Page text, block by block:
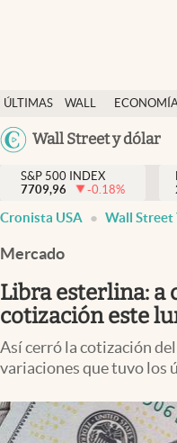
ÚLTIMAS
NOTICIAS
WALL
DÓLAR
Wall Street y dólar
Finanzas y economía
Wall Street y dólar
Inmigración
Espiritual
Streaming
Lifestyle
S&P 500 INDEX
7709,96
-0.18%
Cronista USA Wall Street
Mercado
Libra esterlina: a
cotización este
Así cerró la cotización
variaciones que tuvo los